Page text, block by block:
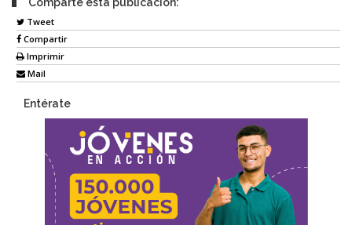
Tweet
Compartir
Imprimir
Mail
Entérate